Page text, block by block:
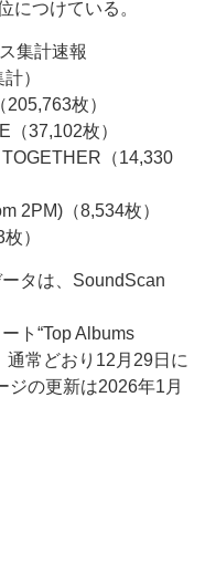
につけている。
集計速報
）
枚）
37,102枚）
（14,330
2PM)（8,534枚）
）
タは、SoundScan
ト“Top Albums
通常どおり12月29日に
ジの更新は2026年1月